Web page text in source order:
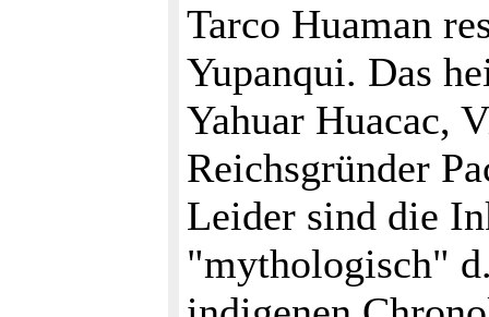
Tarco Huaman
Yupanqui. Das
Yahuar Huacac,
Reichsgründer
Leider sind die
"mythologisch"